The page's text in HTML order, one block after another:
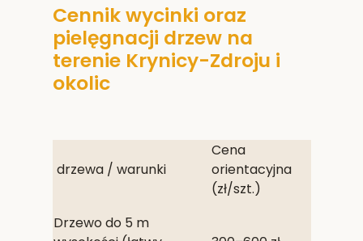
Cennik wycinki oraz
pielęgnacji drzew na
terenie Krynicy-Zdroju i
okolic
drzewa / warunki
Cena
orientacyjna
(zł/szt.)
Drzewo do 5 m